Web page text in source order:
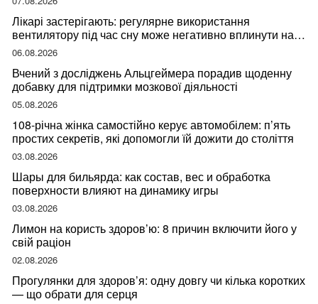
Лікарі застерігають: регулярне використання
вентилятору під час сну може негативно вплинути на
ваше здоров’я
06.08.2026
Вчений з досліджень Альцгеймера порадив щоденну
добавку для підтримки мозкової діяльності
05.08.2026
108-річна жінка самостійно керує автомобілем: п’ять
простих секретів, які допомогли їй дожити до століття
03.08.2026
Шары для бильярда: как состав, вес и обработка
поверхности влияют на динамику игры
03.08.2026
Лимон на користь здоров’ю: 8 причин включити його у
свій раціон
02.08.2026
Прогулянки для здоров’я: одну довгу чи кілька коротких
— що обрати для серця